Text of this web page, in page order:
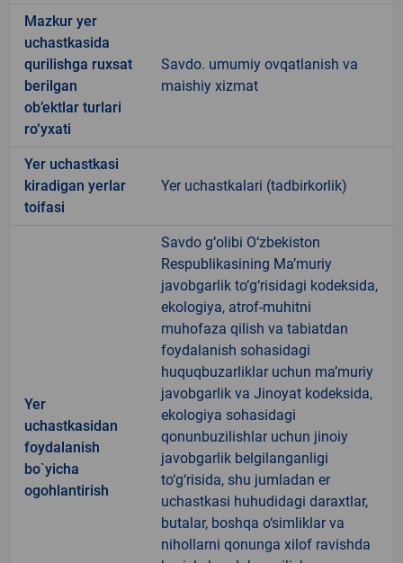
Mazkur yer
uchastkasida
qurilishga ruxsat
berilgan
ob’ektlar turlari
ro‘yxati
Savdo. umumiy ovqatlanish va
maishiy xizmat
Yer uchastkasi
kiradigan yerlar
toifasi
Yer uchastkalari (tadbirkorlik)
Yer
uchastkasidan
foydalanish
bo`yicha
ogohlantirish
Savdo g‘olibi O‘zbekiston
Respublikasining Ma’muriy
javobgarlik to‘g‘risidagi kodeksida,
ekologiya, atrof-muhitni
muhofaza qilish va tabiatdan
foydalanish sohasidagi
huquqbuzarliklar uchun ma’muriy
javobgarlik va Jinoyat kodeksida,
ekologiya sohasidagi
qonunbuzilishlar uchun jinoiy
javobgarlik belgilanganligi
to‘g‘risida, shu jumladan er
uchastkasi huhudidagi daraxtlar,
butalar, boshqa o‘simliklar va
nihollarni qonunga xilof ravishda